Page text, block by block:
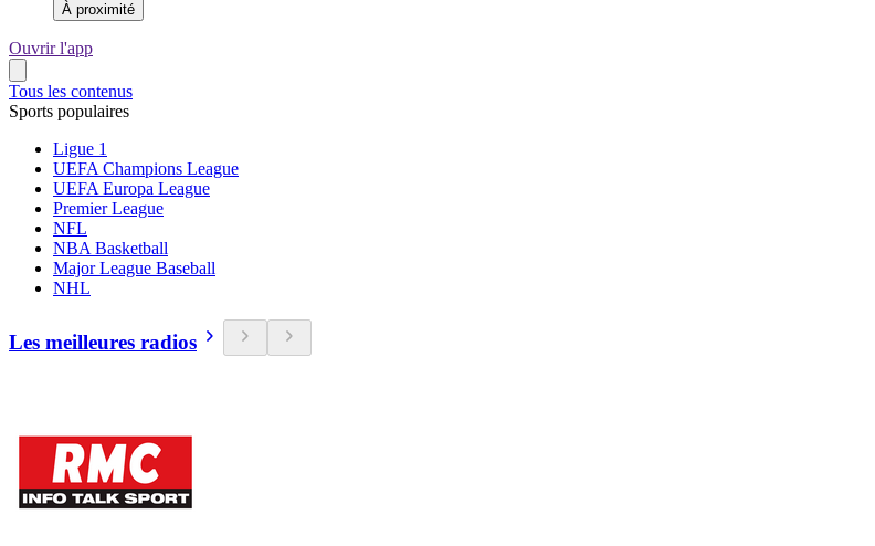
À proximité
Ouvrir l'app
Tous les contenus
Sports populaires
Ligue 1
UEFA Champions League
UEFA Europa League
Premier League
NFL
NBA Basketball
Major League Baseball
NHL
Les meilleures radios